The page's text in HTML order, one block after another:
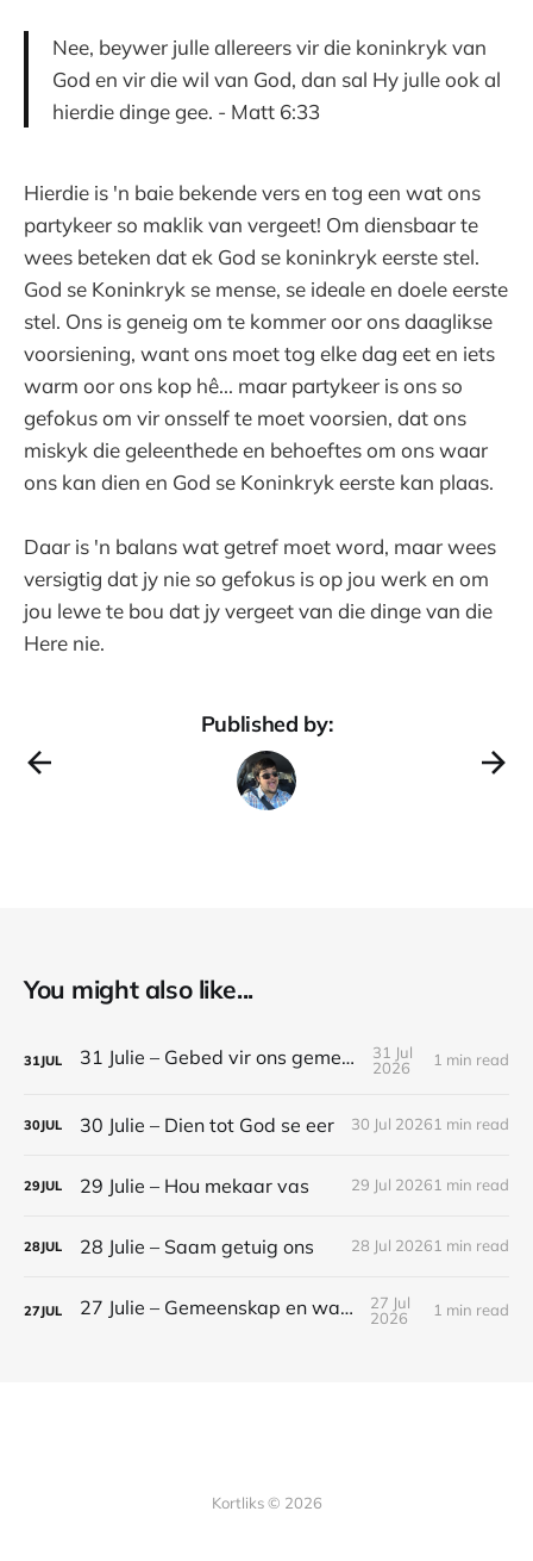
Nee, beywer julle allereers vir die koninkryk van
God en vir die wil van God, dan sal Hy julle ook al
hierdie dinge gee. - Matt 6:33
Hierdie is 'n baie bekende vers en tog een wat ons
partykeer so maklik van vergeet! Om diensbaar te
wees beteken dat ek God se koninkryk eerste stel.
God se Koninkryk se mense, se ideale en doele eerste
stel. Ons is geneig om te kommer oor ons daaglikse
voorsiening, want ons moet tog elke dag eet en iets
warm oor ons kop hê... maar partykeer is ons so
gefokus om vir onsself te moet voorsien, dat ons
miskyk die geleenthede en behoeftes om ons waar
ons kan dien en God se Koninkryk eerste kan plaas.
Daar is 'n balans wat getref moet word, maar wees
versigtig dat jy nie so gefokus is op jou werk en om
jou lewe te bou dat jy vergeet van die dinge van die
Here nie.
Published by:
You might also like...
31JUL 31 Julie – Gebed vir ons gemeenskap
31 Jul
2026
1 min read
30JUL 30 Julie – Dien tot God se eer 30 Jul 20261 min read
29JUL 29 Julie – Hou mekaar vas 29 Jul 20261 min read
28JUL 28 Julie – Saam getuig ons 28 Jul 20261 min read
27JUL 27 Julie – Gemeenskap en waarheid
27 Jul
2026
1 min read
Kortliks © 2026